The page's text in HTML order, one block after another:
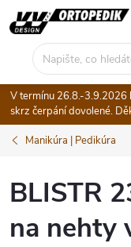
Přejít
na
V termínu 26.8.-3.9.2026
skrz čerpání dovolené.
Manikúra | Pedikúra
BLISTR
na nehty